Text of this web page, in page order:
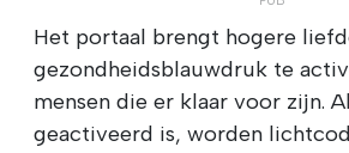
Het portaal brengt hogere
gezondheidsblauwdruk te
mensen die er klaar voor zijn.
geactiveerd is, worden